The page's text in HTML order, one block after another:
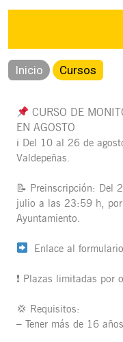
Inicio Cursos
CURSO DE
EN AGOSTO
ℹ️ Del 10 al 26 de
Valdepeñas.
📝 Preinscripción: Del
julio a las 23:59 h, por
Ayuntamiento.
Enlace al
❗️ Plazas limitadas por
💢 Requisitos:
– Tener más de 16